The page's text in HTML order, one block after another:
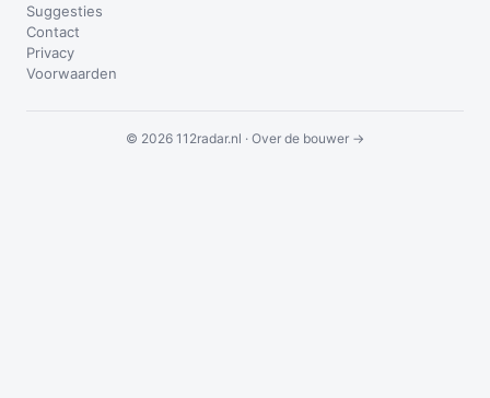
Suggesties
Contact
Privacy
Voorwaarden
© 2026 112radar.nl · Over de bouwer →